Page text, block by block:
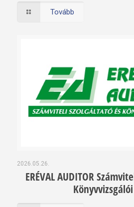
Tovább
2026.05.26.
ERÉVAL AUDITOR